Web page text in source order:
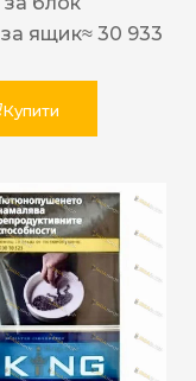
за ящик≈ 30 933
Купити